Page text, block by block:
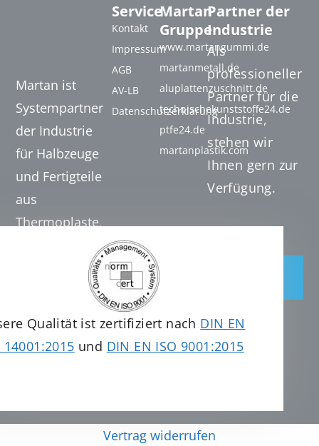
Qualität ist zertifiziert nach DIN EN
14001:2015 und DIN EN ISO 9001:2015
Martan ist
Systempartner
der Industrie
für Halbzeuge
und Fertigteile
aus
Thermoplaste,
Duroplaste und
Hochleistungskunststoffen.
Tel. +49 (0) 7131 20
info@martanplastics.com
Martan
Gruppe
www.martangummi.de
martanmetall.de
aluplattenzuschnitt.de
technischekunststoffe24.de
ptfe24.de
martanplastik.com
Service
Kontakt
Impressum
AGB
AV-LB
Datenschutzerklärung
Partner der
Industrie
Als
professioneller
Partner für die
Industrie,
stehen wir
Ihnen gern zur
Verfügung.
Vertrag widerrufen